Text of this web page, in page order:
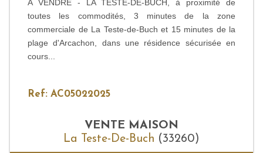
A VENDRE - LA TESTE-DE-BUCH, à proximité de
toutes les commodités, 3 minutes de la zone
commerciale de La Teste-de-Buch et 15 minutes de la
plage d'Arcachon, dans une résidence sécurisée en
cours...
Ref: AC05022025
VENTE MAISON
La Teste-De-Buch (33260)